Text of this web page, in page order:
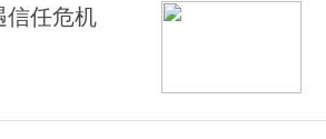
信任危机